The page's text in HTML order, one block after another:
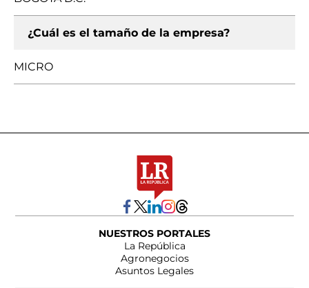
¿Cuál es el tamaño de la empresa?
MICRO
NUESTROS PORTALES
La República
Agronegocios
Asuntos Legales